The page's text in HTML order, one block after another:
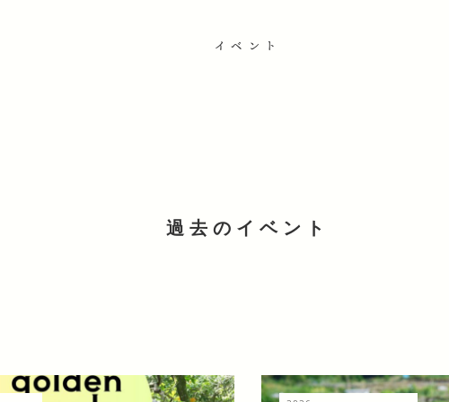
イベント
過去のイベント